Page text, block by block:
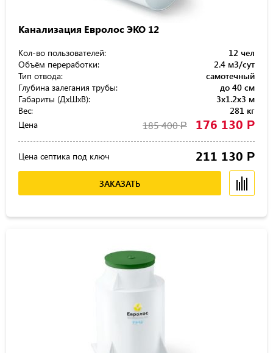
Канализация Евролос ЭКО 12
Кол-во пользователей:
12 чел
Объём переработки:
2.4 м3/сут
Тип отвода:
самотечный
Глубина залегания трубы:
до 40 см
Габариты (ДхШхВ):
3x1.2x3 м
Вес:
281 кг
Цена
185 400Р 176 130 Р
Цена септика под ключ 211 130 Р
ЗАКАЗАТЬ